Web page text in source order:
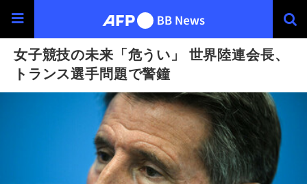
女子競技の未来「危うい」 世界陸連会長、
トランス選手問題で警鐘